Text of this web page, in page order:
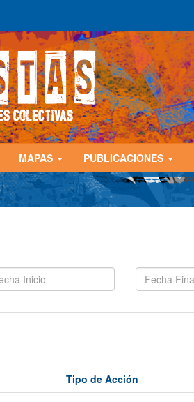
MAPAS PUBLICACIONES
Tipo de Acción